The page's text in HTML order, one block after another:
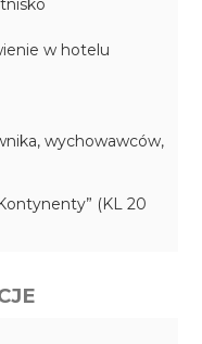
w hotelu
wychowawców,
(KL 20